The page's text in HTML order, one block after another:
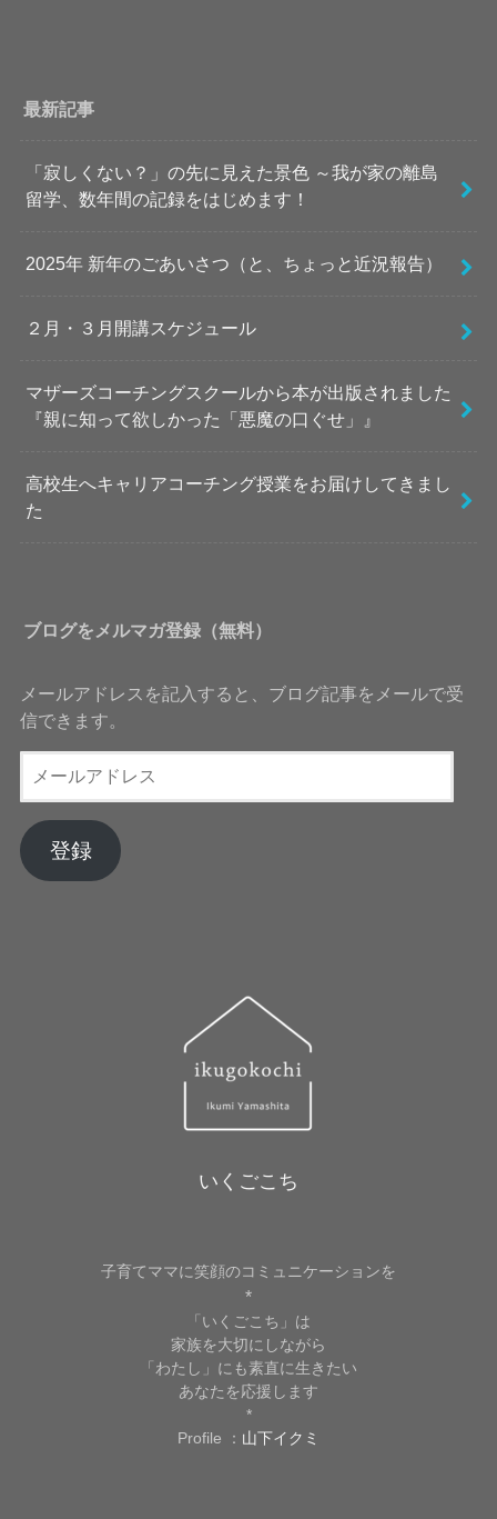
最新記事
「寂しくない？」の先に見えた景色 ～我が家の離島
留学、数年間の記録をはじめます！
2025年 新年のごあいさつ（と、ちょっと近況報告）
２月・３月開講スケジュール
マザーズコーチングスクールから本が出版されました
『親に知って欲しかった「悪魔の口ぐせ」』
高校生へキャリアコーチング授業をお届けしてきまし
た
ブログをメルマガ登録（無料）
メールアドレスを記入すると、ブログ記事をメールで受
信できます。
ー
ア
ド
登録
いくごこち
子育てママに笑顔のコミュニケーションを
*
「いくごこち」は
家族を大切にしながら
「わたし」にも素直に生きたい
あなたを応援します
*
Profile ： 山下イクミ